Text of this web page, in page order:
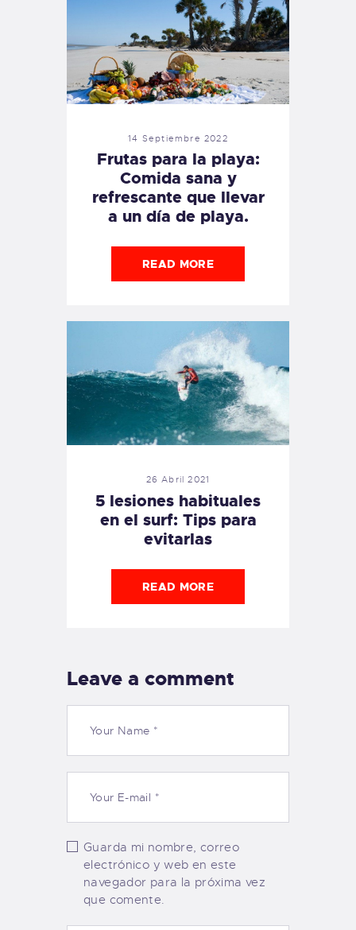
14 Septiembre 2022
Frutas para la playa:
Comida sana y
refrescante que llevar
a un día de playa.
READ MORE
26 Abril 2021
5 lesiones habituales
en el surf: Tips para
evitarlas
READ MORE
Leave a comment
Guarda mi nombre, correo
electrónico y web en este
navegador para la próxima vez
que comente.